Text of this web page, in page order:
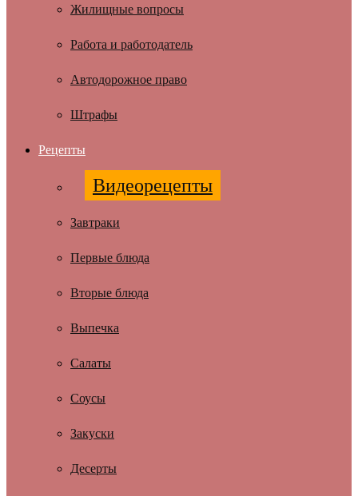
Жилищные вопросы
Работа и работодатель
Автодорожное право
Штрафы
Рецепты
Видеорецепты
Завтраки
Первые блюда
Вторые блюда
Выпечка
Салаты
Соусы
Закуски
Десерты